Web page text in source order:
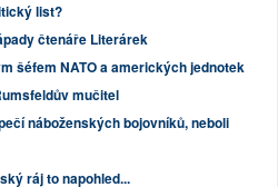
list?
čtenáře Literárek
šéfem NATO a amerických jednotek
mučitel
náboženských bojovníků, neboli
ráj to napohled...